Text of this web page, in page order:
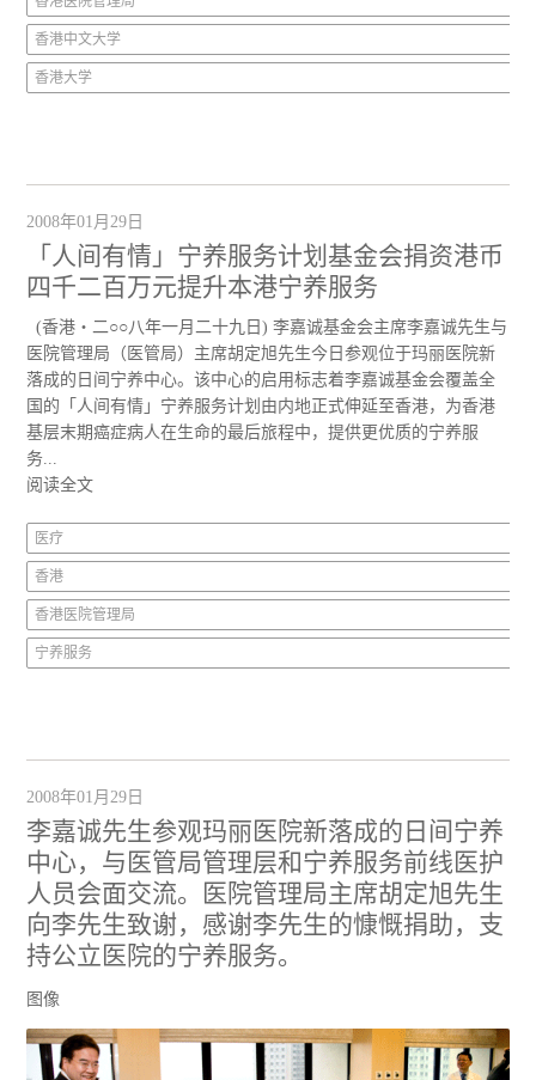
香港中文大学
香港大学
2008年01月29日
「人间有情」宁养服务计划基金会捐资港币
四千二百万元提升本港宁养服务
(香港‧二○○八年一月二十九日) 李嘉诚基金会主席李嘉诚先生与
医院管理局（医管局）主席胡定旭先生今日参观位于玛丽医院新
落成的日间宁养中心。该中心的启用标志着李嘉诚基金会覆盖全
国的「人间有情」宁养服务计划由内地正式伸延至香港，为香港
基层末期癌症病人在生命的最后旅程中，提供更优质的宁养服
务...
阅读全文
医疗
香港
香港医院管理局
宁养服务
2008年01月29日
李嘉诚先生参观玛丽医院新落成的日间宁养
中心，与医管局管理层和宁养服务前线医护
人员会面交流。医院管理局主席胡定旭先生
向李先生致谢，感谢李先生的慷慨捐助，支
持公立医院的宁养服务。
图像